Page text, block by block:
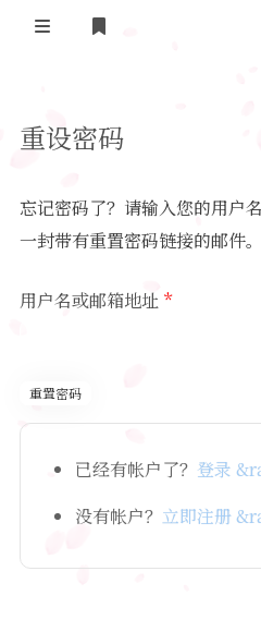
重设密码
忘记密码了？请输入您的用户
一封带有重置密码链接的邮件。
用户名或邮箱地址 *
已经有帐户了？ 登录
没有帐户？ 立即注册
你好！我是你的 AI 助手，有什